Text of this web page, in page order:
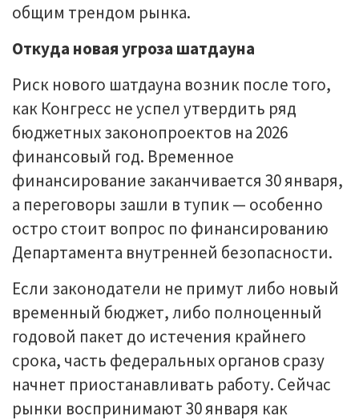
общим трендом рынка.
Откуда новая угроза шатдауна
Риск нового шатдауна возник после того,
как Конгресс не успел утвердить ряд
бюджетных законопроектов на 2026
финансовый год. Временное
финансирование заканчивается 30 января,
а переговоры зашли в тупик — особенно
остро стоит вопрос по финансированию
Департамента внутренней безопасности.
Если законодатели не примут либо новый
временный бюджет, либо полноценный
годовой пакет до истечения крайнего
срока, часть федеральных органов сразу
начнет приостанавливать работу. Сейчас
рынки воспринимают 30 января как